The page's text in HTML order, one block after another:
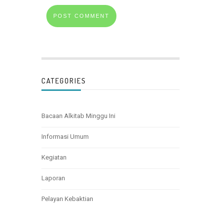
CATEGORIES
Bacaan Alkitab Minggu Ini
Informasi Umum
Kegiatan
Laporan
Pelayan Kebaktian